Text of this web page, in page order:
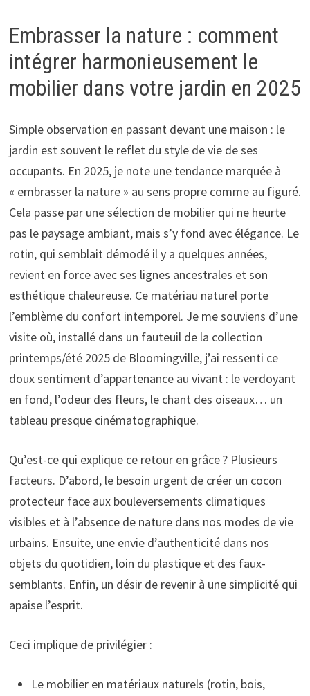
Embrasser la nature : comment
intégrer harmonieusement le
mobilier dans votre jardin en 2025
Simple observation en passant devant une maison : le
jardin est souvent le reflet du style de vie de ses
occupants. En 2025, je note une tendance marquée à
« embrasser la nature » au sens propre comme au figuré.
Cela passe par une sélection de mobilier qui ne heurte
pas le paysage ambiant, mais s’y fond avec élégance. Le
rotin, qui semblait démodé il y a quelques années,
revient en force avec ses lignes ancestrales et son
esthétique chaleureuse. Ce matériau naturel porte
l’emblème du confort intemporel. Je me souviens d’une
visite où, installé dans un fauteuil de la collection
printemps/été 2025 de Bloomingville, j’ai ressenti ce
doux sentiment d’appartenance au vivant : le verdoyant
en fond, l’odeur des fleurs, le chant des oiseaux… un
tableau presque cinématographique.
Qu’est-ce qui explique ce retour en grâce ? Plusieurs
facteurs. D’abord, le besoin urgent de créer un cocon
protecteur face aux bouleversements climatiques
visibles et à l’absence de nature dans nos modes de vie
urbains. Ensuite, une envie d’authenticité dans nos
objets du quotidien, loin du plastique et des faux-
semblants. Enfin, un désir de revenir à une simplicité qui
apaise l’esprit.
Ceci implique de privilégier :
Le mobilier en matériaux naturels (rotin, bois,